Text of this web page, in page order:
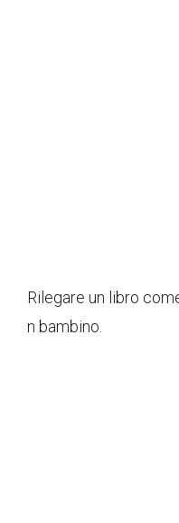
Rilegare un libro
n bambino.